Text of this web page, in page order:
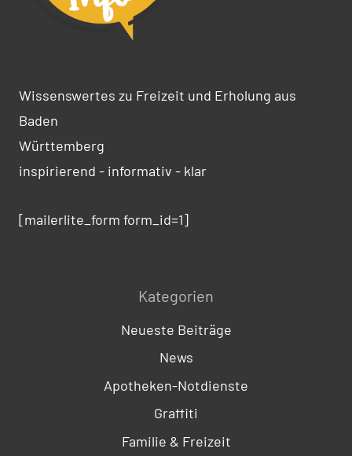
Wissenswertes zu Freizeit und Erholung aus
Baden
Württemberg
inspirierend - informativ - klar
[mailerlite_form form_id=1]
Kategorien
Neueste Beiträge
News
Apotheken-Notdienste
Graffiti
Familie & Freizeit